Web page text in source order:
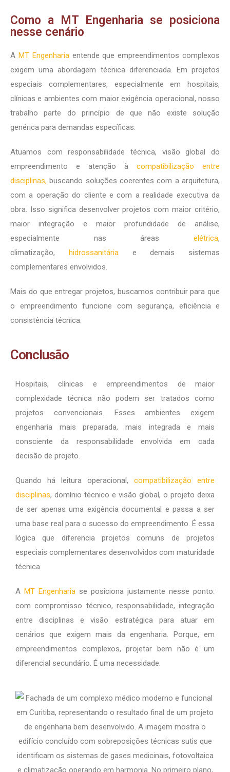
Como a MT Engenharia se posiciona
nesse cenário
A MT Engenhariaentende que empreendimentos complexos
exigem uma abordagem técnica diferenciada. Em projetos
especiais complementares, especialmente em hospitais,
clínicas e ambientes com maior exigência operacional, nosso
trabalho parte do princípio de que não existe solução
genérica para demandas específicas.
Atuamos com responsabilidade técnica, visão global do
empreendimento e atenção à compatibilização entre
disciplinas, buscando soluções coerentes com a arquitetura,
com a operação do cliente e com a realidade executiva da
obra. Isso significa desenvolver projetos com maior critério,
maior integração e maior profundidade de análise,
especialmente nas áreas elétrica,
climatização, hidrossanitáriae demais sistemas
complementares envolvidos.
Mais do que entregar projetos, buscamos contribuir para que
o empreendimento funcione com segurança, eficiência e
consistência técnica.
Conclusão
Hospitais, clínicas e empreendimentos de maior
complexidade técnica não podem ser tratados como
projetos convencionais. Esses ambientes exigem
engenharia mais preparada, mais integrada e mais
consciente da responsabilidade envolvida em cada
decisão de projeto.
Quando há leitura operacional, compatibilização entre
disciplinas, domínio técnico e visão global, o projeto deixa
de ser apenas uma exigência documental e passa a ser
uma base real para o sucesso do empreendimento. É essa
lógica que diferencia projetos comuns de projetos
especiais complementares desenvolvidos com maturidade
técnica.
A MT Engenharia se posiciona justamente nesse ponto:
com compromisso técnico, responsabilidade, integração
entre disciplinas e visão estratégica para atuar em
cenários que exigem mais da engenharia. Porque, em
empreendimentos complexos, projetar bem não é um
diferencial secundário. É uma necessidade.